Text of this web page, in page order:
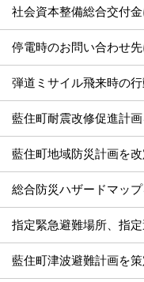
社会資本整備総合交付
停電時のお問い合わせ
弾道ミサイル飛来時の
藍住町耐震改修促進計
藍住町地域防災計画を
総合防災ハザードマッ
指定緊急避難場所、指
藍住町津波避難計画を策